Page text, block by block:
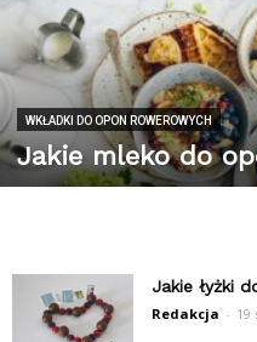
WKŁADKI DO OPON ROWEROWYCH
Jakie mleko do
Jakie łyżki
Redakcja - 19